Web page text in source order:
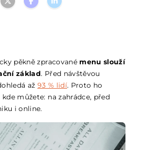
pěkně zpracované menu slouží
základ. Před návštěvou
až 93 % lidí. Proto ho
můžete: na zahrádce, před
i online.